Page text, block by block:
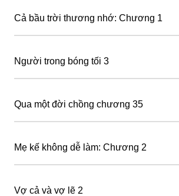
Cả bầu trời thương nhớ: Chương 1
Người trong bóng tối 3
Qua một đời chồng chương 35
Mẹ kế không dễ làm: Chương 2
Vợ cả và vợ lẽ 2